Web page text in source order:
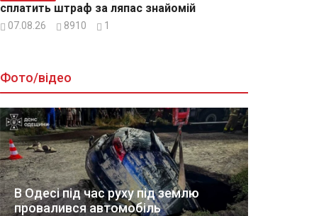
сплатить штраф за ляпас знайомій
07.08.26 8910 1
Фото/відео
В Одесі під час руху під землю
провалився автомобіль